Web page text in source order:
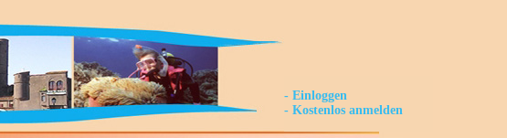
- Einloggen
- Kostenlos anmelden